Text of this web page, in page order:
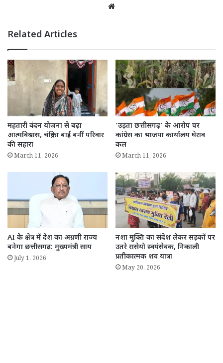
Related Articles
महतारी वंदन योजना से बढ़ा
आत्मविश्वास, चंद्रिका बाई बनीं परिवार
की सहारा
March 11, 2026
‘उड़ता छत्तीसगढ़’ के आरोप पर
कांग्रेस का भाजपा कार्यालय घेराव
कल
March 11, 2026
AI के क्षेत्र में देश का अग्रणी राज्य
बनेगा छत्तीसगढ़: मुख्यमंत्री साय
July 1, 2026
नशा मुक्ति का संदेश लेकर सड़कों पर
उतरे रासेयो स्वयंसेवक, निकाली
प्रतीकात्मक शव यात्रा
May 20, 2026